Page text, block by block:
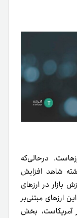
در‌حالی‌که
شاهد افزایش
بازار در ارزهای
ارزهای مبتنی‌بر
آمریکاست، بخش